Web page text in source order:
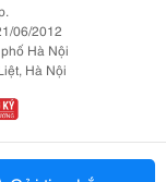
06/2012
Hà Nội
Hà Nội